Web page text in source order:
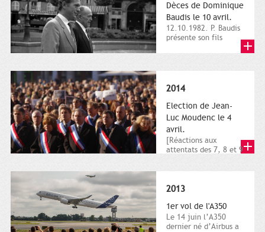
Dèces de Dominique
Baudis le 10 avril.
12.10.1982. P. Baudis
présente son fils
2014
Election de Jean-
Luc Moudenc le 4
avril.
[Réactions aux
attentats des 7, 8 et 9
2013
1er vol de l'A350
Le 14 juin l’A350
dernier né d’Airbus a